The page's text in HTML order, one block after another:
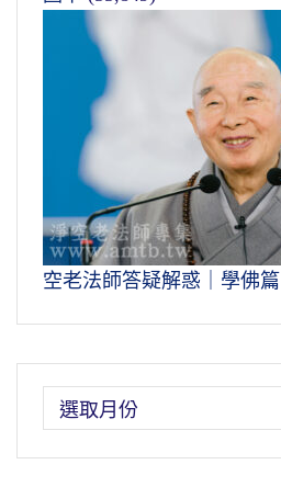
空老法師答疑解惑｜學佛篇